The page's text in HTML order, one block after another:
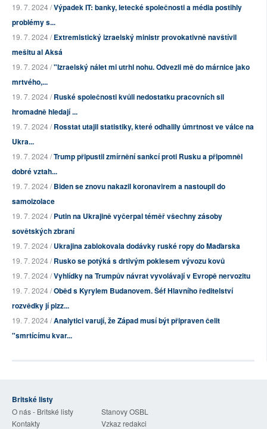
19. 7. 2024 /Výpadek IT: banky, letecké společnosti a média postihly
problémy s...
19. 7. 2024 /Extremistický izraelský ministr provokativně navštívil
mešitu al Aksá
19. 7. 2024 /"Izraelský nálet mi utrhl nohu. Odvezli mě do márnice jako
mrtvého,...
19. 7. 2024 /Ruské společnosti kvůli nedostatku pracovních sil
hromadně hledají ...
19. 7. 2024 /Rosstat utajil statistiky, které odhalily úmrtnost ve válce na
Ukra...
19. 7. 2024 /Trump připustil zmírnění sankcí proti Rusku a připomněl
dobré vztah...
19. 7. 2024 /Biden se znovu nakazil koronavirem a nastoupil do
samoizolace
19. 7. 2024 /Putin na Ukrajině vyčerpal téměř všechny zásoby
sovětských zbraní
19. 7. 2024 /Ukrajina zablokovala dodávky ruské ropy do Maďarska
19. 7. 2024 /Rusko se potýká s drtivým poklesem vývozu kovů
19. 7. 2024 /Vyhlídky na Trumpův návrat vyvolávají v Evropě nervozitu
19. 7. 2024 /Oběd s Kyrylem Budanovem. Šéf Hlavního ředitelství
rozvědky jí pizz...
19. 7. 2024 /Analytici varují, že Západ musí být připraven čelit
"smrtícímu kvar...
Britské listy
O nás - Britské listy
Stanovy OSBL
Kontakty
Vzkaz redakci